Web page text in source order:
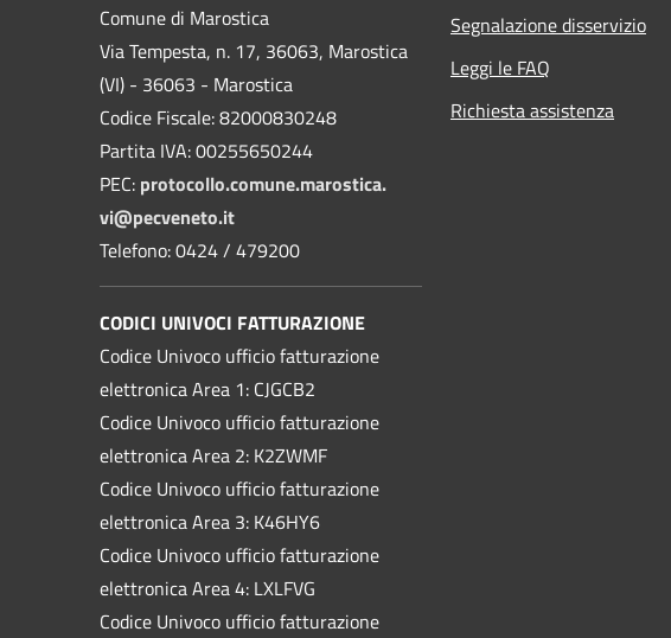
Comune di Marostica
Via Tempesta, n. 17, 36063, Marostica
(VI) - 36063 - Marostica
Codice Fiscale: 82000830248
Partita IVA: 00255650244
PEC: protocollo.comune.marostica.
vi@pecveneto.it
Telefono: 0424 / 479200
CODICI UNIVOCI FATTURAZIONE
Codice Univoco ufficio fatturazione
elettronica Area 1: CJGCB2
Codice Univoco ufficio fatturazione
elettronica Area 2: K2ZWMF
Codice Univoco ufficio fatturazione
elettronica Area 3: K46HY6
Codice Univoco ufficio fatturazione
elettronica Area 4: LXLFVG
Codice Univoco ufficio fatturazione
Segnalazione disservizio
Leggi le FAQ
Richiesta assistenza